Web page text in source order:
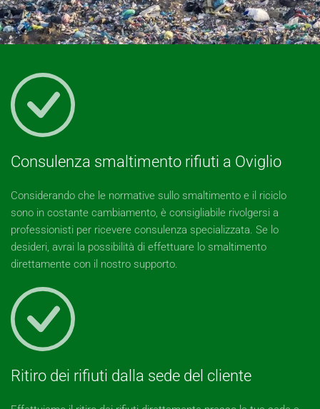
Consulenza smaltimento rifiuti a Oviglio
Considerando che le normative sullo smaltimento e il riciclo
sono in costante cambiamento, è consigliabile rivolgersi a
professionisti per ricevere consulenza specializzata. Se lo
desideri, avrai la possibilità di effettuare lo smaltimento
direttamente con il nostro supporto.
Ritiro dei rifiuti dalla sede del cliente